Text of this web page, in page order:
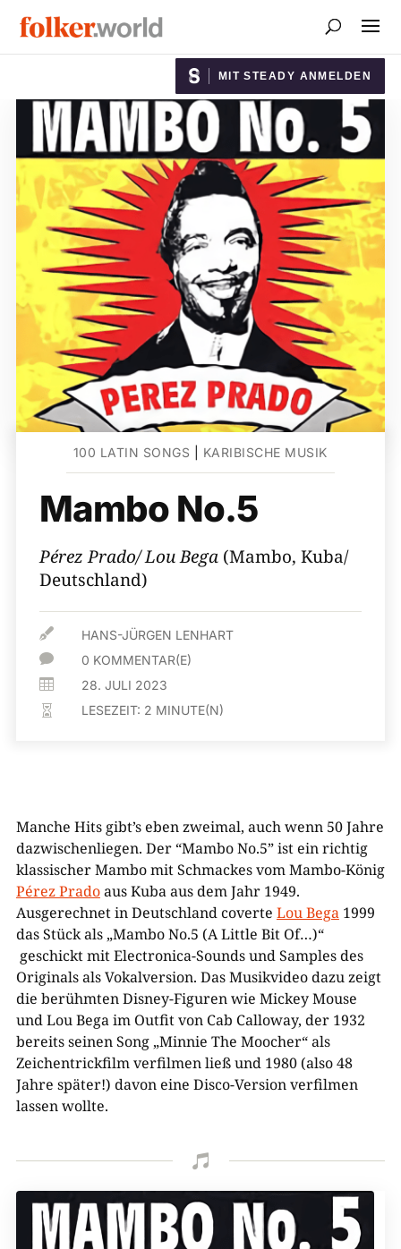
MIT STEADY ANMELDEN
100 LATIN SONGS KARIBISCHE MUSIK
Mambo No.5
Pérez Prado/ Lou Bega (Mambo, Kuba/
Deutschland)
 HANS-JÜRGEN LENHART
 0 KOMMENTAR(E)
 28. JULI 2023
 LESEZEIT: 2 MINUTE(N)
Manche Hits gibt’s eben zweimal, auch wenn 50 Jahre
dazwischenliegen. Der “Mambo No.5” ist ein richtig
klassischer Mambo mit Schmackes vom Mambo-König
Pérez Pradoaus Kuba aus dem Jahr 1949.
Ausgerechnet in Deutschland coverte Lou Bega1999
das Stück als „Mambo No.5 (A Little Bit Of…)“
geschickt mit Electronica-Sounds und Samples des
Originals als Vokalversion. Das Musikvideo dazu zeigt
die berühmten Disney-Figuren wie Mickey Mouse
und Lou Bega im Outfit von Cab Calloway, der 1932
bereits seinen Song „Minnie The Moocher“ als
Zeichentrickfilm verfilmen ließ und 1980 (also 48
Jahre später!) davon eine Disco-Version verfilmen
lassen wollte.
